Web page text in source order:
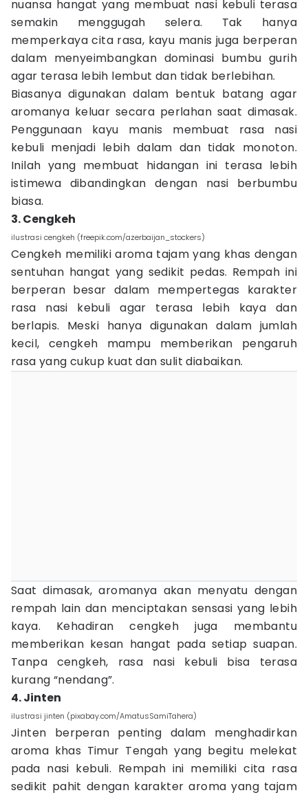
nuansa hangat yang membuat nasi kebuli terasa
semakin menggugah selera. Tak hanya
memperkaya cita rasa, kayu manis juga berperan
dalam menyeimbangkan dominasi bumbu gurih
agar terasa lebih lembut dan tidak berlebihan.
Biasanya digunakan dalam bentuk batang agar
aromanya keluar secara perlahan saat dimasak.
Penggunaan kayu manis membuat rasa nasi
kebuli menjadi lebih dalam dan tidak monoton.
Inilah yang membuat hidangan ini terasa lebih
istimewa dibandingkan dengan nasi berbumbu
biasa.
3. Cengkeh
ilustrasi cengkeh (freepik.com/azerbaijan_stockers)
Cengkeh memiliki aroma tajam yang khas dengan
sentuhan hangat yang sedikit pedas. Rempah ini
berperan besar dalam mempertegas karakter
rasa nasi kebuli agar terasa lebih kaya dan
berlapis. Meski hanya digunakan dalam jumlah
kecil, cengkeh mampu memberikan pengaruh
rasa yang cukup kuat dan sulit diabaikan.
Saat dimasak, aromanya akan menyatu dengan
rempah lain dan menciptakan sensasi yang lebih
kaya. Kehadiran cengkeh juga membantu
memberikan kesan hangat pada setiap suapan.
Tanpa cengkeh, rasa nasi kebuli bisa terasa
kurang “nendang”.
4. Jinten
ilustrasi jinten (pixabay.com/AmatusSamiTahera)
Jinten berperan penting dalam menghadirkan
aroma khas Timur Tengah yang begitu melekat
pada nasi kebuli. Rempah ini memiliki cita rasa
sedikit pahit dengan karakter aroma yang tajam